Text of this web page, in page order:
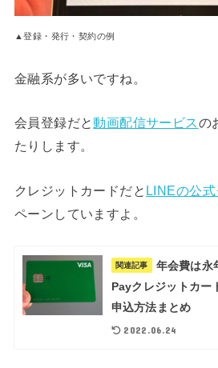
▲登録・発行・契約の例
金融系が多いですね。
会員登録だと動画配信サービスの
たりします。
クレジットカードだと LINEの公式
ペーンしていますよ。
関連記事
年会費は永
Payクレジットカー
申込方法まとめ
2022.06.24